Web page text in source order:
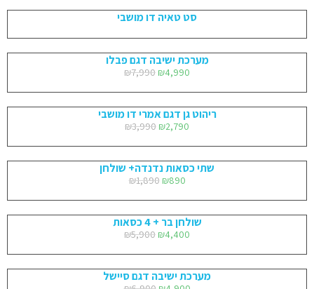
סט טאיה דו מושבי
מערכת ישיבה דגם פבלו
₪7,990 ₪4,990
ריהוט גן דגם אמרי דו מושבי
₪3,990 ₪2,790
שתי כסאות נדנדה+ שולחן
₪1,890 ₪890
שולחן בר + 4 כסאות
₪5,900 ₪4,400
מערכת ישיבה דגם סיישל